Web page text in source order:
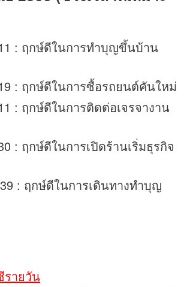
: ฤกษ์ดีในการทำบุญขึ้นบ้าน
: ฤกษ์ดีในการซื้อรถยนต์คันใหม่
: ฤกษ์ดีในการติดต่อเจรจางาน
: ฤกษ์ดีในการเปิดร้านเริ่มธุรกิจ
: ฤกษ์ดีในการเดินทางทำบุญ
รายวัน